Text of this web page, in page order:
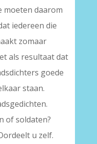
moeten daarom
iedereen die
zomaar
als resultaat dat
goede
staan.
of soldaten?
u zelf.